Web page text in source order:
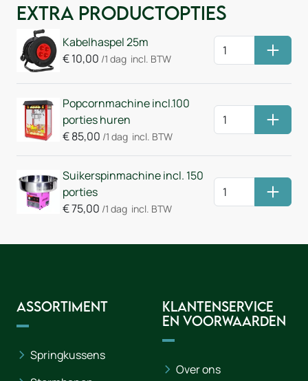
Extra Productopties
Kabelhaspel 25m
€10,00 /1 dag incl. BTW
Popcornmachine incl.100
porties huren
€85,00 /1 dag incl. BTW
Suikerspinmachine incl. 150
porties
€75,00 /1 dag incl. BTW
Assortiment
Springkussens
Klantenservice
en voorwaarden
Over ons